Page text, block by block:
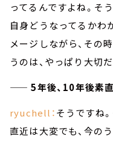
ってるんですよね。そ
自身どうなってるかわ
メージしながら、その
うのは、やっぱり大切
—— 5年後、10年後素
ryuchell：そうですね
直近は大変でも、今の